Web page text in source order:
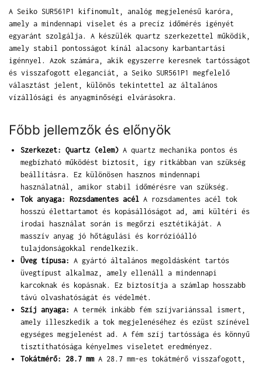
A Seiko SUR561P1 kifinomult, analóg megjelenésű karóra,
amely a mindennapi viselet és a precíz időmérés igényét
egyaránt szolgálja. A készülék quartz szerkezettel működik,
amely stabil pontosságot kínál alacsony karbantartási
igénnyel. Azok számára, akik egyszerre keresnek tartósságot
és visszafogott eleganciát, a Seiko SUR561P1 megfelelő
választást jelent, különös tekintettel az általános
vízállósági és anyagminőségi elvárásokra.
Főbb jellemzők és előnyök
Szerkezet: Quartz (elem) A quartz mechanika pontos és
megbízható működést biztosít, így ritkábban van szükség
beállításra. Ez különösen hasznos mindennapi
használatnál, amikor stabil időmérésre van szükség.
Tok anyaga: Rozsdamentes acél A rozsdamentes acél tok
hosszú élettartamot és kopásállóságot ad, ami kültéri és
irodai használat során is megőrzi esztétikáját. A
masszív anyag jó hőtágulási és korrózióálló
tulajdonságokkal rendelkezik.
Üveg típusa: A gyártó általános megoldásként tartós
üvegtípust alkalmaz, amely ellenáll a mindennapi
karcoknak és kopásnak. Ez biztosítja a számlap hosszabb
távú olvashatóságát és védelmét.
Szíj anyaga: A termék inkább fém szíjvariánssal ismert,
amely illeszkedik a tok megjelenéséhez és ezüst színével
egységes megjelenést ad. A fém szíj tartóssága és könnyű
tisztíthatósága kényelmes viseletet eredményez.
Tokátmérő: 28.7 mmA 28.7 mm-es tokátmérő visszafogott,